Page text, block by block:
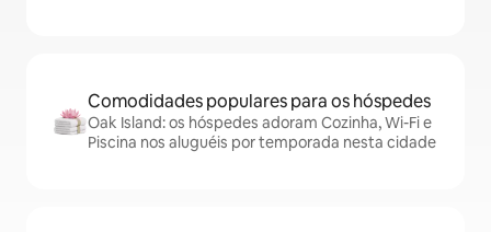
Comodidades populares para os hóspedes
Oak Island: os hóspedes adoram Cozinha, Wi-Fi e
Piscina nos aluguéis por temporada nesta cidade